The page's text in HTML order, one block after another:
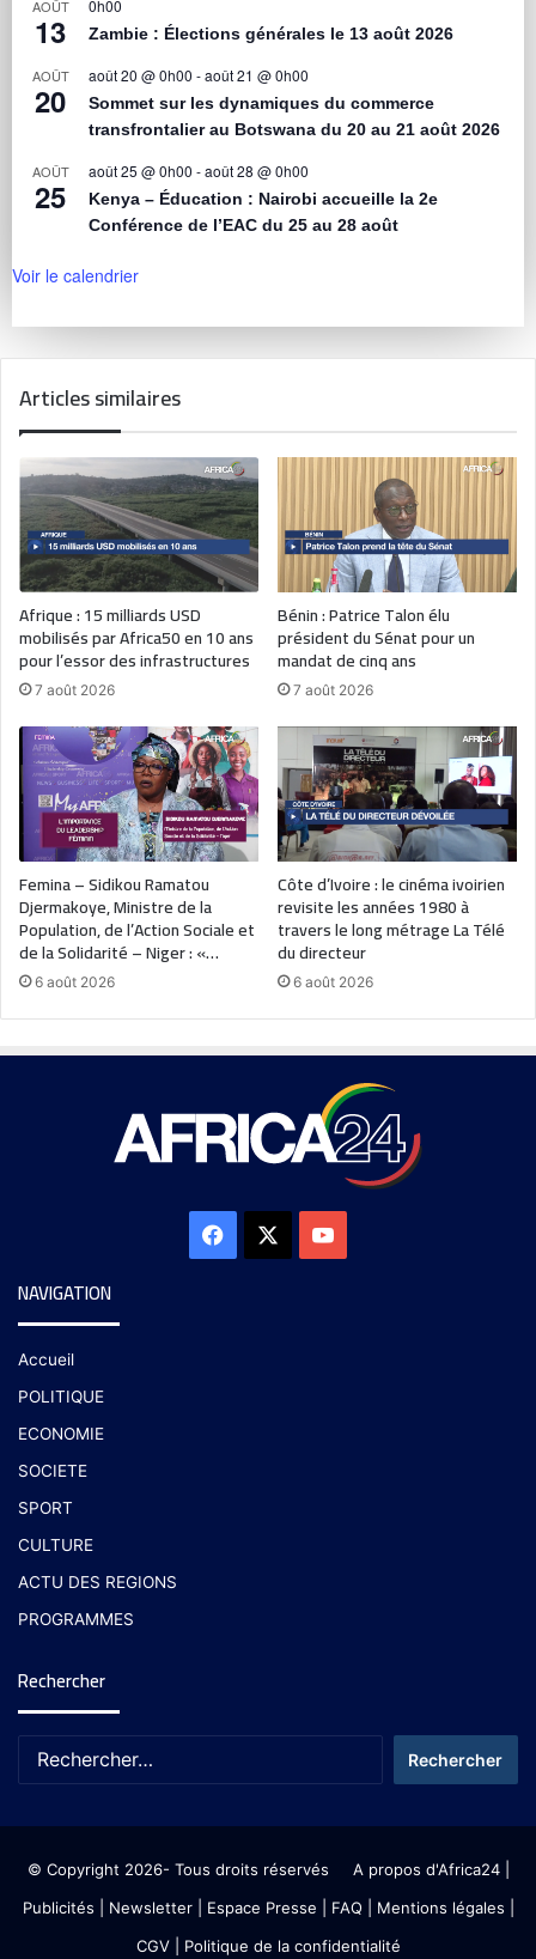
AOÛT
13
0h00
Zambie : Élections générales le 13 août 2026
AOÛT
20
août 20 @ 0h00 -août 21 @ 0h00
Sommet sur les dynamiques du commerce
transfrontalier au Botswana du 20 au 21 août 2026
AOÛT
25
août 25 @ 0h00 -août 28 @ 0h00
Kenya – Éducation : Nairobi accueille la 2e
Conférence de l’EAC du 25 au 28 août
Voir le calendrier
Articles similaires
Afrique : 15 milliards USD
mobilisés par Africa50 en 10 ans
pour l’essor des infrastructures
7 août 2026
Bénin : Patrice Talon élu
président du Sénat pour un
mandat de cinq ans
7 août 2026
Femina – Sidikou Ramatou
Djermakoye, Ministre de la
Population, de l’Action Sociale et
de la Solidarité – Niger : «…
6 août 2026
Côte d’Ivoire : le cinéma ivoirien
revisite les années 1980 à
travers le long métrage La Télé
du directeur
6 août 2026
NAVIGATION
Accueil
POLITIQUE
ECONOMIE
SOCIETE
SPORT
CULTURE
ACTU DES REGIONS
PROGRAMMES
Rechercher
© Copyright 2026- Tous droits réservés A propos d'Africa24|
Publicités
Newsletter| Espace Presse | FAQ | Mentions légales
CGV| Politique de la confidentialité